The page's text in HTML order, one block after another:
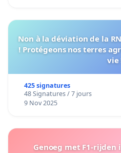
Non à la déviation de la
! Protégeons nos terres
vie
425 signatures
48 Signatures / 7 jours
9 Nov 2025
Genoeg met F1-rijden